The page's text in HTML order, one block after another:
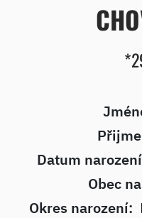
Datum
Obec
Okres narození: